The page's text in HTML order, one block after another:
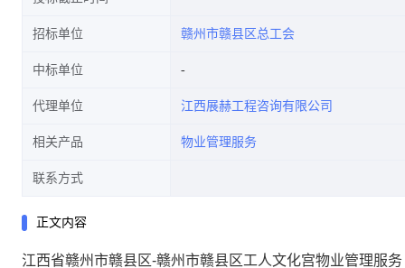
招标单位 赣州市赣县区总工会
中标单位
代理单位 江西展赫工程咨询有限公司
相关产品 物业管理服务
联系方式
正文内容
江西省赣州市赣县区-赣州市赣县区工人文化宫物业管理服务